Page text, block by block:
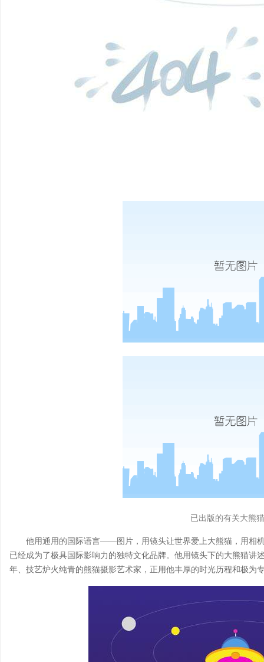
已出版的有关大熊
他用通用的国际语言——图片，用镜头让世界爱上大熊猫，用相
已经成为了极具国际影响力的独特文化品牌。他用镜头下的大熊猫讲
年、技艺炉火纯青的熊猫摄影艺术家，正用他丰厚的时光历程和极为